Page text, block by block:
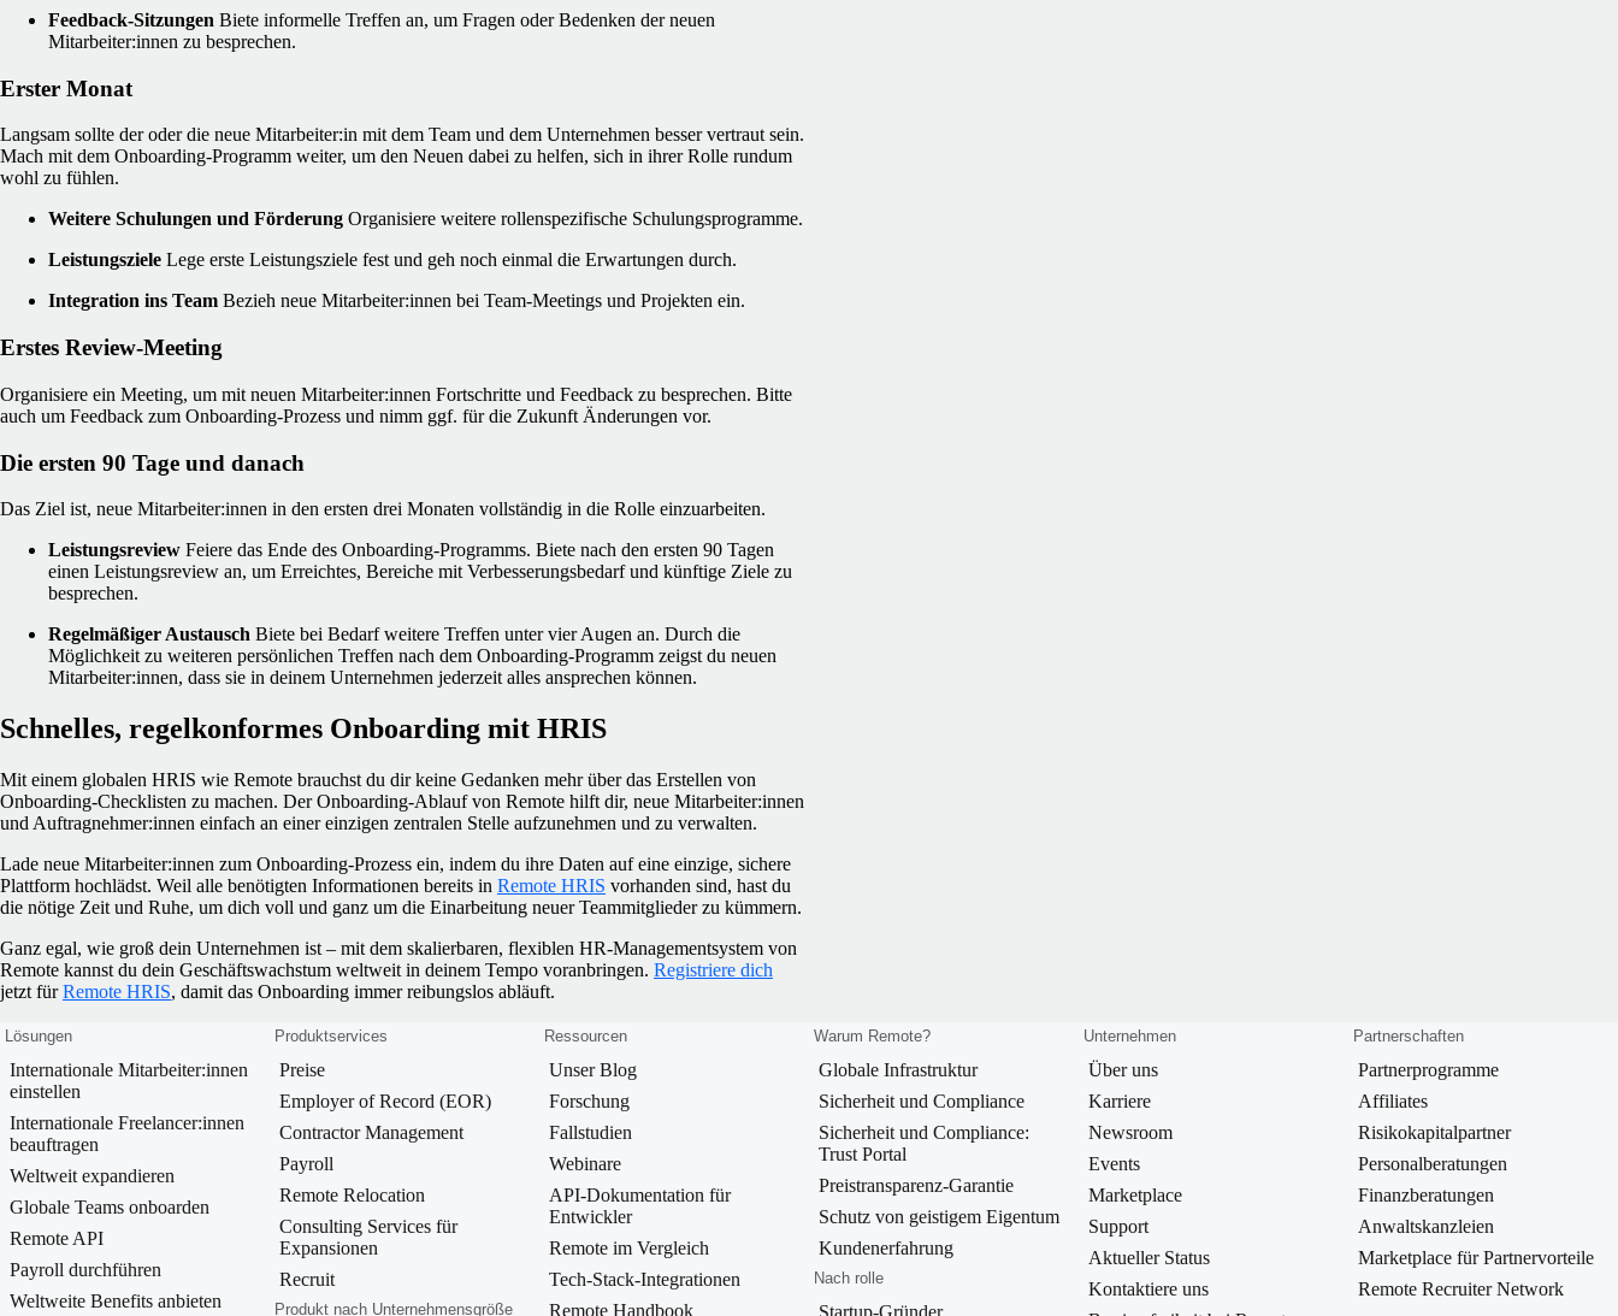
Feedback-Sitzungen Biete informelle Treffen an, um Fragen oder Bedenken der neuen
Mitarbeiter:innen zu besprechen.
Erster Monat
Langsam sollte der oder die neue Mitarbeiter:in mit dem Team und dem Unternehmen besser vertraut sein.
Mach mit dem Onboarding-Programm weiter, um den Neuen dabei zu helfen, sich in ihrer Rolle rundum
wohl zu fühlen.
Weitere Schulungen und Förderung Organisiere weitere rollenspezifische Schulungsprogramme.
Leistungsziele Lege erste Leistungsziele fest und geh noch einmal die Erwartungen durch.
Integration ins Team Bezieh neue Mitarbeiter:innen bei Team-Meetings und Projekten ein.
Erstes Review-Meeting
Organisiere ein Meeting, um mit neuen Mitarbeiter:innen Fortschritte und Feedback zu besprechen. Bitte
auch um Feedback zum Onboarding-Prozess und nimm ggf. für die Zukunft Änderungen vor.
Die ersten 90 Tage und danach
Das Ziel ist, neue Mitarbeiter:innen in den ersten drei Monaten vollständig in die Rolle einzuarbeiten.
Leistungsreview Feiere das Ende des Onboarding-Programms. Biete nach den ersten 90 Tagen
einen Leistungsreview an, um Erreichtes, Bereiche mit Verbesserungsbedarf und künftige Ziele zu
besprechen.
Regelmäßiger Austausch Biete bei Bedarf weitere Treffen unter vier Augen an. Durch die
Möglichkeit zu weiteren persönlichen Treffen nach dem Onboarding-Programm zeigst du neuen
Mitarbeiter:innen, dass sie in deinem Unternehmen jederzeit alles ansprechen können.
Schnelles, regelkonformes Onboarding mit HRIS
Mit einem globalen HRIS wie Remote brauchst du dir keine Gedanken mehr über das Erstellen von
Onboarding-Checklisten zu machen. Der Onboarding-Ablauf von Remote hilft dir, neue Mitarbeiter:innen
und Auftragnehmer:innen einfach an einer einzigen zentralen Stelle aufzunehmen und zu verwalten.
Lade neue Mitarbeiter:innen zum Onboarding-Prozess ein, indem du ihre Daten auf eine einzige, sichere
Plattform hochlädst. Weil alle benötigten Informationen bereits in Remote HRIS vorhanden sind, hast du
die nötige Zeit und Ruhe, um dich voll und ganz um die Einarbeitung neuer Teammitglieder zu kümmern.
Ganz egal, wie groß dein Unternehmen ist – mit dem skalierbaren, flexiblen HR-Managementsystem von
Remote kannst du dein Geschäftswachstum weltweit in deinem Tempo voranbringen. Registriere dich
jetzt fürRemote HRIS, damit das Onboarding immer reibungslos abläuft.
Lösungen
Internationale Mitarbeiter:innen
einstellen
Internationale Freelancer:innen
beauftragen
Weltweit expandieren
Globale Teams onboarden
Remote API
Payroll durchführen
Weltweite Benefits anbieten
Produktservices
Preise
Employer of Record (EOR)
Contractor Management
Payroll
Remote Relocation
Consulting Services für
Expansionen
Recruit
Produkt nach Unternehmensgröße
Ressourcen
Unser Blog
Forschung
Fallstudien
Webinare
API-Dokumentation für
Entwickler
Remote im Vergleich
Tech-Stack-Integrationen
Remote Handbook
Warum Remote?
Globale Infrastruktur
Sicherheit und Compliance
Sicherheit und Compliance:
Trust Portal
Preistransparenz-Garantie
Schutz von geistigem Eigentum
Kundenerfahrung
Nach rolle
Startup-Gründer
Unternehmen
Über uns
Karriere
Newsroom
Events
Marketplace
Support
Aktueller Status
Kontaktiere uns
Partnerschaften
Partnerprogramme
Affiliates
Risikokapitalpartner
Personalberatungen
Finanzberatungen
Anwaltskanzleien
Marketplace für Partnervorteile
Remote Recruiter Network